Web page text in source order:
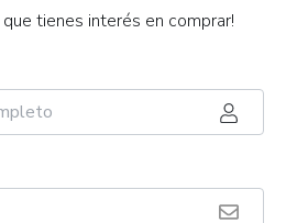
tienes interés en comprar!